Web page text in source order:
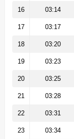
16 03:14
17 03:17
18 03:20
19 03:23
20 03:25
21 03:28
22 03:31
23 03:34